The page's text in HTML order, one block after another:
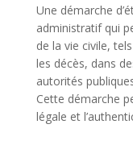
Une démarche
administratif qui
de la vie civile,
les décès, dans
autorités
Cette démarche
légale et